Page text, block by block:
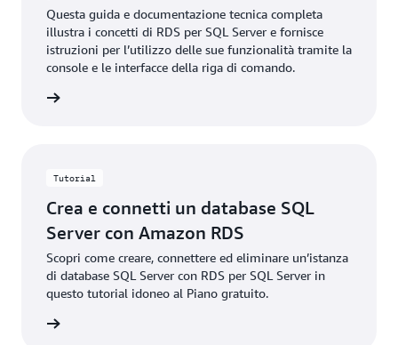
Questa guida e documentazione tecnica completa
illustra i concetti di RDS per SQL Server e fornisce
istruzioni per l’utilizzo delle sue funzionalità tramite la
console e le interfacce della riga di comando.
Tutorial
Crea e connetti un database SQL
Server con Amazon RDS
Scopri come creare, connettere ed eliminare un’istanza
di database SQL Server con RDS per SQL Server in
questo tutorial idoneo al Piano gratuito.